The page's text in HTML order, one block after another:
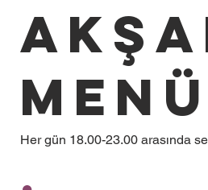
Her gün 18.00-23.00 arasında